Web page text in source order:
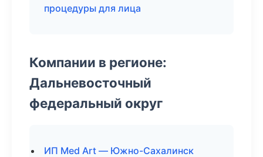
процедуры для лица
Компании в регионе:
Дальневосточный
федеральный округ
ИП Med Art — Южно-Сахалинск